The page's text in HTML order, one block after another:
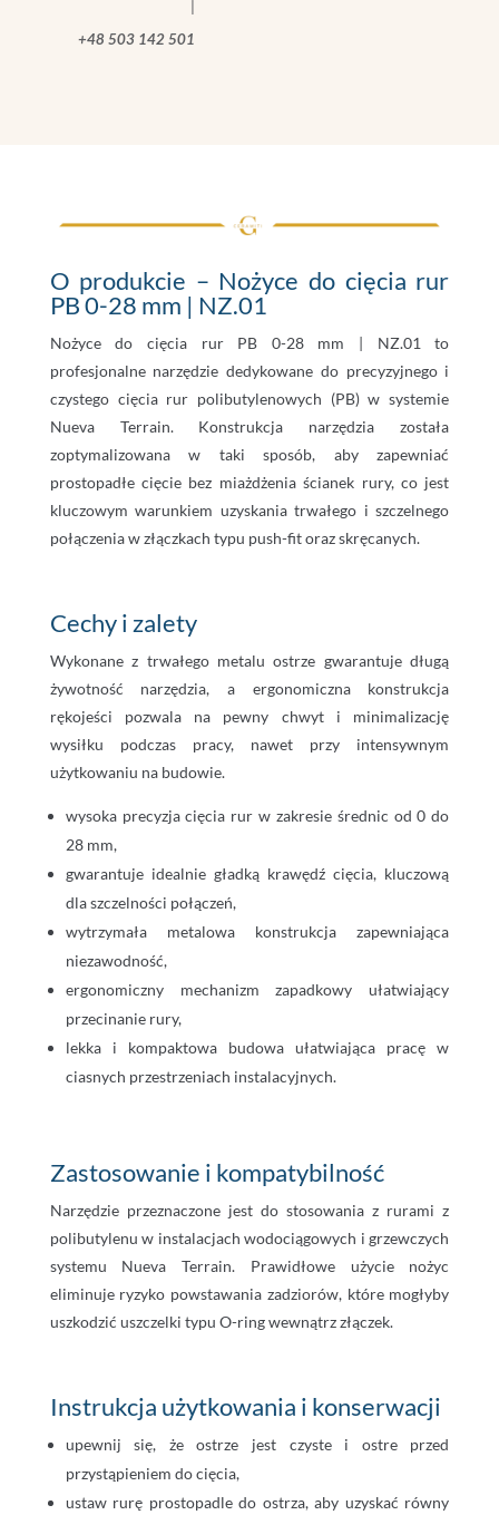
+48 503 142 501
O produkcie – Nożyce do cięcia rur
PB 0-28 mm | NZ.01
Nożyce do cięcia rur PB 0-28 mm | NZ.01 to
profesjonalne narzędzie dedykowane do precyzyjnego i
czystego cięcia rur polibutylenowych (PB) w systemie
Nueva Terrain. Konstrukcja narzędzia została
zoptymalizowana w taki sposób, aby zapewniać
prostopadłe cięcie bez miażdżenia ścianek rury, co jest
kluczowym warunkiem uzyskania trwałego i szczelnego
połączenia w złączkach typu push-fit oraz skręcanych.
Cechy i zalety
Wykonane z trwałego metalu ostrze gwarantuje długą
żywotność narzędzia, a ergonomiczna konstrukcja
rękojeści pozwala na pewny chwyt i minimalizację
wysiłku podczas pracy, nawet przy intensywnym
użytkowaniu na budowie.
wysoka precyzja cięcia rur w zakresie średnic od 0 do
28 mm,
gwarantuje idealnie gładką krawędź cięcia, kluczową
dla szczelności połączeń,
wytrzymała metalowa konstrukcja zapewniająca
niezawodność,
ergonomiczny mechanizm zapadkowy ułatwiający
przecinanie rury,
lekka i kompaktowa budowa ułatwiająca pracę w
ciasnych przestrzeniach instalacyjnych.
Zastosowanie i kompatybilność
Narzędzie przeznaczone jest do stosowania z rurami z
polibutylenu w instalacjach wodociągowych i grzewczych
systemu Nueva Terrain. Prawidłowe użycie nożyc
eliminuje ryzyko powstawania zadziorów, które mogłyby
uszkodzić uszczelki typu O-ring wewnątrz złączek.
Instrukcja użytkowania i konserwacji
upewnij się, że ostrze jest czyste i ostre przed
przystąpieniem do cięcia,
ustaw rurę prostopadle do ostrza, aby uzyskać równy